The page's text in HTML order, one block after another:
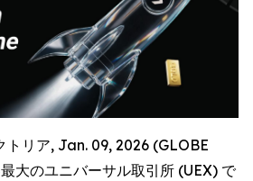
トリア, Jan. 09, 2026 (GLOBE
大のユニバーサル取引所 (UEX) で